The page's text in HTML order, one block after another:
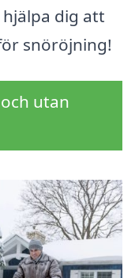
hjälpa dig att
snöröjning!
utan